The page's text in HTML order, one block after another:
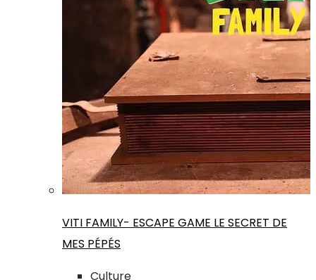
VITI FAMILY- ESCAPE GAME LE SECRET DE
MES PÉPÉS
Culture